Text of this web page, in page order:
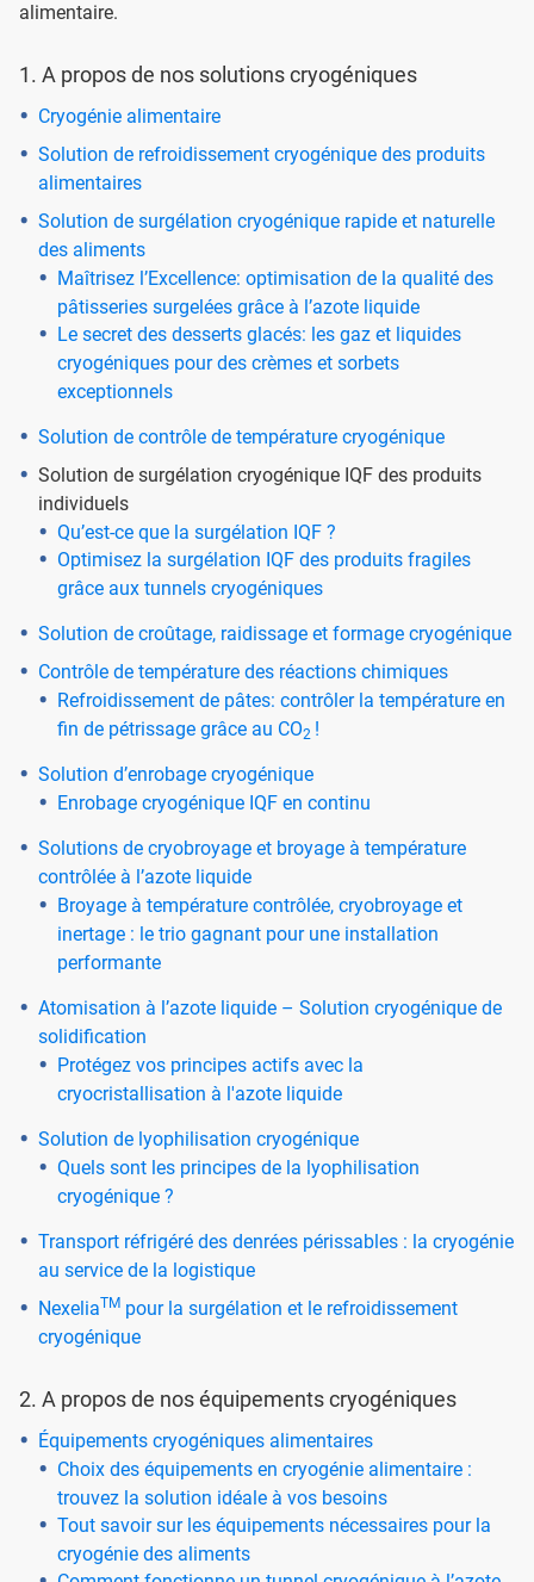
alimentaire.
1. A propos de nos solutions cryogéniques
Cryogénie alimentaire
Solution de refroidissement cryogénique des produits
alimentaires
Solution de surgélation cryogénique rapide et naturelle
des aliments
Maîtrisez l’Excellence: optimisation de la qualité des
pâtisseries surgelées grâce à l’azote liquide
Le secret des desserts glacés: les gaz et liquides
cryogéniques pour des crèmes et sorbets
exceptionnels
Solution de contrôle de température cryogénique
Solution de surgélation cryogénique IQF des produits
individuels
Qu’est-ce que la surgélation IQF ?
Optimisez la surgélation IQF des produits fragiles
grâce aux tunnels cryogéniques
Solution de croûtage, raidissage et formage cryogénique
Contrôle de température des réactions chimiques
Refroidissement de pâtes: contrôler la température en
fin de pétrissage grâce au CO2 !
Solution d’enrobage cryogénique
Enrobage cryogénique IQF en continu
Solutions de cryobroyage et broyage à température
contrôlée à l’azote liquide
Broyage à température contrôlée, cryobroyage et
inertage : le trio gagnant pour une installation
performante
Atomisation à l’azote liquide – Solution cryogénique de
solidification
Protégez vos principes actifs avec la
cryocristallisation à l'azote liquide
Solution de lyophilisation cryogénique
Quels sont les principes de la lyophilisation
cryogénique ?
Transport réfrigéré des denrées périssables : la cryogénie
au service de la logistique
NexeliaTM pour la surgélation et le refroidissement
cryogénique
2. A propos de nos équipements cryogéniques
Équipements cryogéniques alimentaires
Choix des équipements en cryogénie alimentaire :
trouvez la solution idéale à vos besoins
Tout savoir sur les équipements nécessaires pour la
cryogénie des aliments